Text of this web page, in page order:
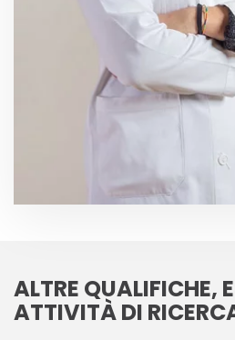
ALTRE QUALIFICHE,
ATTIVITÀ DI